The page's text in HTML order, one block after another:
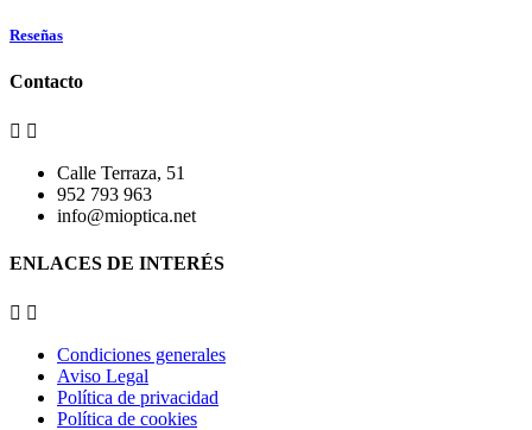
Reseñas
Contacto
 
Calle Terraza, 51
952 793 963
info@mioptica.net
ENLACES DE INTERÉS
 
Condiciones generales
Aviso Legal
Política de privacidad
Política de cookies